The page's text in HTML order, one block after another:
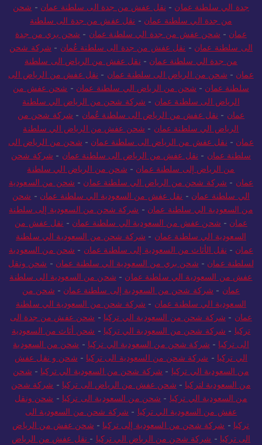
جدة الي سلطنة عمان - نقل عفش من جدة الى سلطنة عمان - شحن
من جدة الي سلطنة عمان - نقل عفش من جدة الى سلطنة
عمان - شحن عفش من جدة الي سلطنة عمان - شحن بري من جدة
الى سلطنة عمان - نقل عفش من جدة الى سلطنة عُمان - شركة شحن
من جدة الي سلطنة عمان - نقل عفش من الرياض الى سلطنة
عمان - شحن من الرياض الى سلطنة عمان - نقل عفش من الرياض الى
سلطنة عمان - شحن من الرياض الي سلطنة عمان - شحن عفش من
الرياض الى سلطنة عمان - شركة شحن من الرياض الي سلطنة
عمان - نقل عفش من الرياض الى سلطنة عُمان - شركة شحن من
الرياض الي سلطنة عمان - شحن عفش من الرياض الي سلطنة
عمان - نقل عفش من الرياض الى سلطنة عمان - شحن من الرياض الى
سلطنة عمان - نقل عفش من الرياض الى سلطنة عمان - شركة شحن
من الرياض إلى سلطنة عمان - شحن من الرياض الي سلطنة
عمان - شركة شحن من الرياض الي سلطنة عمان - شحن من السعودية
الي سلطنة عمان - نقل عفش من السعودية الي سلطنة عمان - شحن
من السعودية الي سلطنة عمان - شركة شحن من السعودية إلى سلطنة
عمان - شحن عفش من السعودية الي سلطنة عمان - نقل عفش من
السعودية الي سلطنة عمان - شركة شحن من السعودية الي سلطنة
عمان - نقل الأثاث من السعودية إلى سلطنة عمان - شحن من السعودية
لسلطنة عمان - شحن بري من السعودية الي سلطنة عمان - شحن ونقل
عفش من السعودية الي سلطنة عمان - شحن من السعودية الى سلطنة
عمان - شركة شحن من السعودية إلى سلطنة عمان - شحن من
السعودية الي سلطنة عمان - شركة شحن من السعودية الي سلطنة
عمان - شركة شحن من السعودية الي تركيا - شحن عفش من جدة الى
تركيا - شركة شحن من السعودية الي تركيا - شحن أثاث من السعودية
الى تركيا - شركة شحن من السعودية الي تركيا - شحن من السعودية
الي تركيا - شركة شحن من السعودية الى تركيا - شحن و نقل عفش
من السعودية الي تركيا - شركة شحن من السعودية الي تركيا - شحن
من السعودية لتركيا - شحن عفش من الرياض الى تركيا - شركة شحن
من السعودية الي تركيا - شحن من السعودية الى تركيا - شحن ونقل
عفش من السعودية الي تركيا - شركة شحن من السعودية الى
تركيا - شركة شحن من السعودية إلى تركيا - شحن عفش من الرياض
الى تركيا - شركة شحن من الرياض الي تركيا - نقل عفش من الرياض